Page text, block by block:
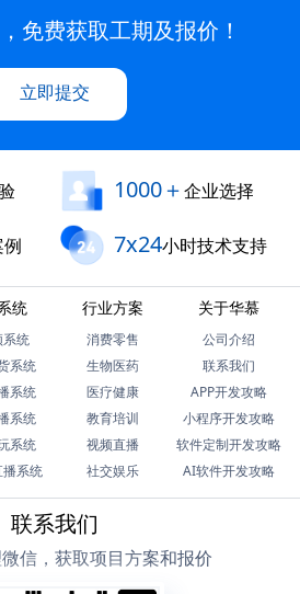
免费获取工期及报价！
立即提交
1000＋企业选择
7x24小时技术支持
统
系统
系统
系统
系统
系统
系统
行业方案
消费零售
生物医药
医疗健康
教育培训
视频直播
社交娱乐
关于华慕
公司介绍
联系我们
APP开发攻略
小程序开发攻略
软件定制开发攻略
AI软件开发攻略
联系我们
信，获取项目方案和报价